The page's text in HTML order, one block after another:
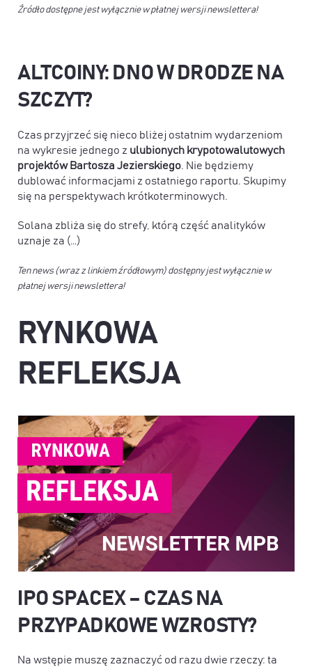
Źródło dostępne jest wyłącznie w płatnej wersji newslettera!
ALTCOINY: DNO W DRODZE NA
SZCZYT?
Czas przyjrzeć się nieco bliżej ostatnim wydarzeniom
na wykresie jednego z ulubionych krypotowalutowych
projektów Bartosza Jezierskiego. Nie będziemy
dublować informacjami z ostatniego raportu. Skupimy
się na perspektywach krótkoterminowych.
Solana zbliża się do strefy, którą część analityków
uznaje za (…)
Ten news (wraz z linkiem źródłowym) dostępny jest wyłącznie w
płatnej wersji newslettera!
RYNKOWA
REFLEKSJA
IPO SPACEX – CZAS NA
PRZYPADKOWE WZROSTY?
Na wstępie muszę zaznaczyć od razu dwie rzeczy: ta